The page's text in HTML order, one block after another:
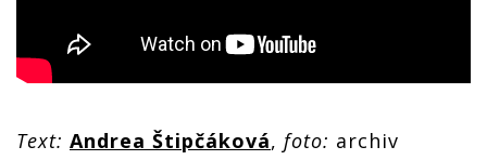
Text: Andrea Štipčáková, foto: archiv